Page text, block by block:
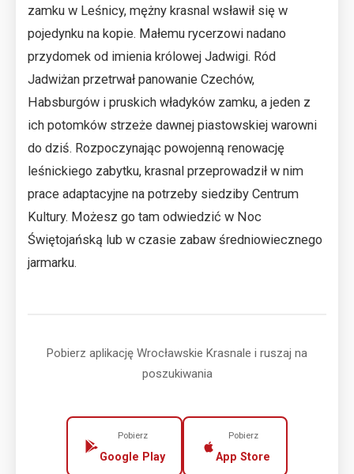
zamku w Leśnicy, mężny krasnal wsławił się w
pojedynku na kopie. Małemu rycerzowi nadano
przydomek od imienia królowej Jadwigi. Ród
Jadwiżan przetrwał panowanie Czechów,
Habsburgów i pruskich władyków zamku, a jeden z
ich potomków strzeże dawnej piastowskiej warowni
do dziś. Rozpoczynając powojenną renowację
leśnickiego zabytku, krasnal przeprowadził w nim
prace adaptacyjne na potrzeby siedziby Centrum
Kultury. Możesz go tam odwiedzić w Noc
Świętojańską lub w czasie zabaw średniowiecznego
jarmarku.
Pobierz aplikację Wrocławskie Krasnale i ruszaj na
poszukiwania
Pobierz
Google Play
Pobierz
App Store